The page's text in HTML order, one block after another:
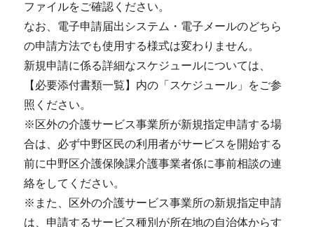
ファイルをご確認ください。
なお、電子申請届出システム・電子メールのどちら
の申請方法でも使用する様式は変わりません。
新規申請に係る詳細なスケジュールについては、
【必要添付書類一覧】内の「スケジュール」をご参
照ください。
※区外の介護サービス事業所が新規指定申請する場
合は、必ず中野区民の利用者がサービスを開始する
前に中野区介護保険課介護事業者係に事前相談の連
絡をしてください。
※また、区外の介護サービス事業所の新規指定申請
は、申請するサービス種別が所在地の自治体からす